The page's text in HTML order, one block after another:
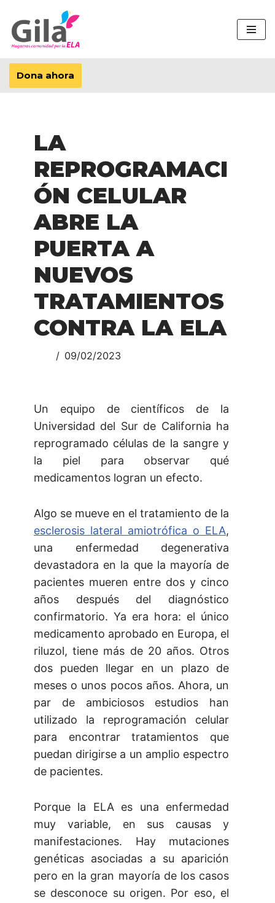
Saltar
al
contenido
Dona ahora
LA
REPROGRAMACI
ÓN CELULAR
ABRE LA
PUERTA A
NUEVOS
TRATAMIENTOS
CONTRA LA ELA
09/02/2023
Un equipo de científicos de la
Universidad del Sur de California ha
reprogramado células de la sangre y
la piel para observar qué
medicamentos logran un efecto.
Algo se mueve en el tratamiento de la
esclerosis lateral amiotrófica o ELA,
una enfermedad degenerativa
devastadora en la que la mayoría de
pacientes mueren entre dos y cinco
años después del diagnóstico
confirmatorio. Ya era hora: el único
medicamento aprobado en Europa, el
riluzol, tiene más de 20 años. Otros
dos pueden llegar en un plazo de
meses o unos pocos años. Ahora, un
par de ambiciosos estudios han
utilizado la reprogramación celular
para encontrar tratamientos que
puedan dirigirse a un amplio espectro
de pacientes.
Porque la ELA es una enfermedad
muy variable, en sus causas y
manifestaciones. Hay mutaciones
genéticas asociadas a su aparición
pero en la gran mayoría de los casos
se desconoce su origen. Por eso, el